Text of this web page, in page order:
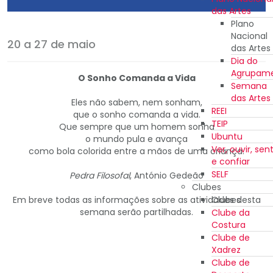
das Artes
Plano
Nacional
das Artes
Dia do
Semana
das Artes
REEI
TEIP
Ubuntu
Ver, ouvir,
e confiar
SELF
Clubes
Clubes
Clube da
Costura
Clube de
Xadrez
Clube de
20 a 27 de maio
O Sonho Comanda a Vida
Eles não sabem, nem sonham,
que o sonho comanda a vida.
Que sempre que um homem sonha
o mundo pula e avança
como bola colorida entre a mãos de uma criança.
Pedra Filosofal, António Gedeão
Em breve todas as informações sobre as atividades desta
semana serão partilhadas.